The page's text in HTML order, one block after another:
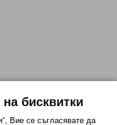
бисквитки
Вие се съгласявате да